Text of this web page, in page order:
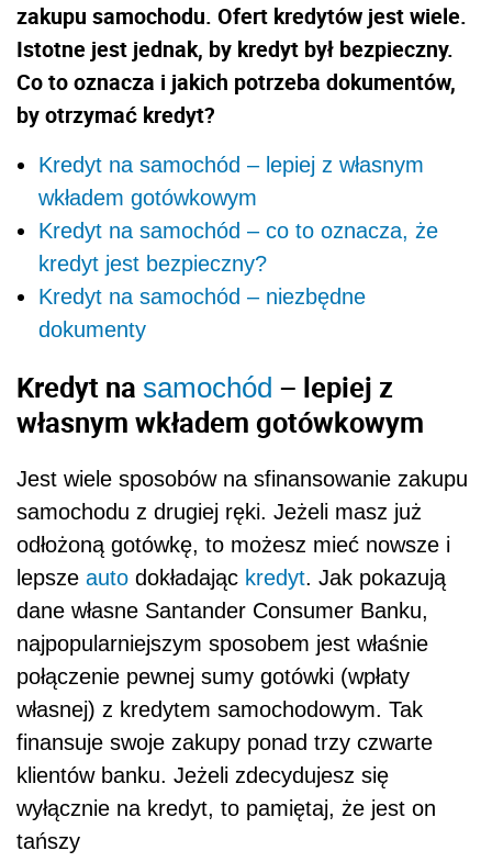
zakupu samochodu. Ofert kredytów jest wiele.
Istotne jest jednak, by kredyt był bezpieczny.
Co to oznacza i jakich potrzeba dokumentów,
by otrzymać kredyt?
Kredyt na samochód – lepiej z własnym
wkładem gotówkowym
Kredyt na samochód – co to oznacza, że
kredyt jest bezpieczny?
Kredyt na samochód – niezbędne
dokumenty
Kredyt na samochód – lepiej z
własnym wkładem gotówkowym
Jest wiele sposobów na sfinansowanie zakupu
samochodu z drugiej ręki. Jeżeli masz już
odłożoną gotówkę, to możesz mieć nowsze i
lepsze auto dokładając kredyt. Jak pokazują
dane własne Santander Consumer Banku,
najpopularniejszym sposobem jest właśnie
połączenie pewnej sumy gotówki (wpłaty
własnej) z kredytem samochodowym. Tak
finansuje swoje zakupy ponad trzy czwarte
klientów banku. Jeżeli zdecydujesz się
wyłącznie na kredyt, to pamiętaj, że jest on
tańszy